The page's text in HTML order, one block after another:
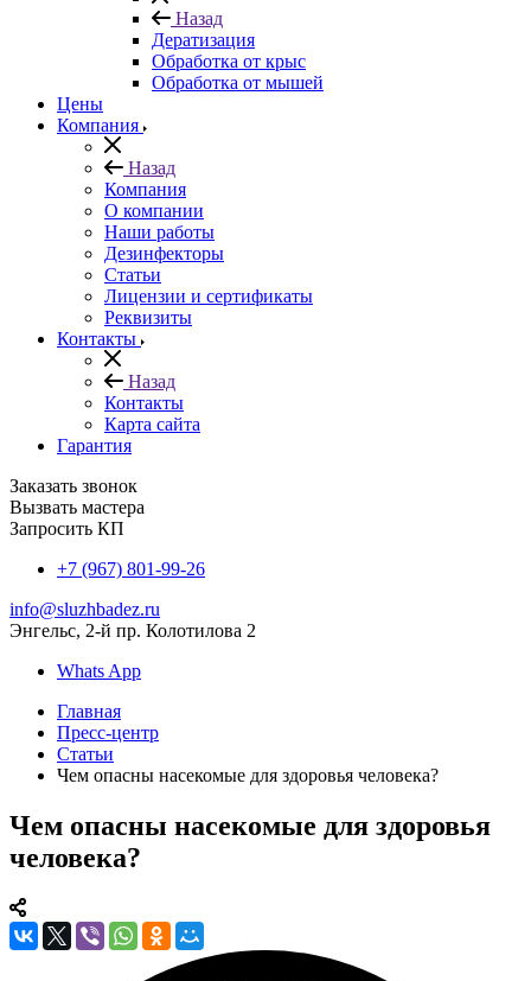
Назад
Дератизация
Обработка от крыс
Обработка от мышей
Цены
Компания
Назад
Компания
О компании
Наши работы
Дезинфекторы
Статьи
Лицензии и сертификаты
Реквизиты
Контакты
Назад
Контакты
Карта сайта
Гарантия
Заказать звонок
Вызвать мастера
Запросить КП
+7 (967) 801-99-26
info@sluzhbadez.ru
Энгельс, 2-й пр. Колотилова 2
Whats App
Главная
Пресс-центр
Статьи
Чем опасны насекомые для здоровья человека?
Чем опасны насекомые для здоровья
человека?